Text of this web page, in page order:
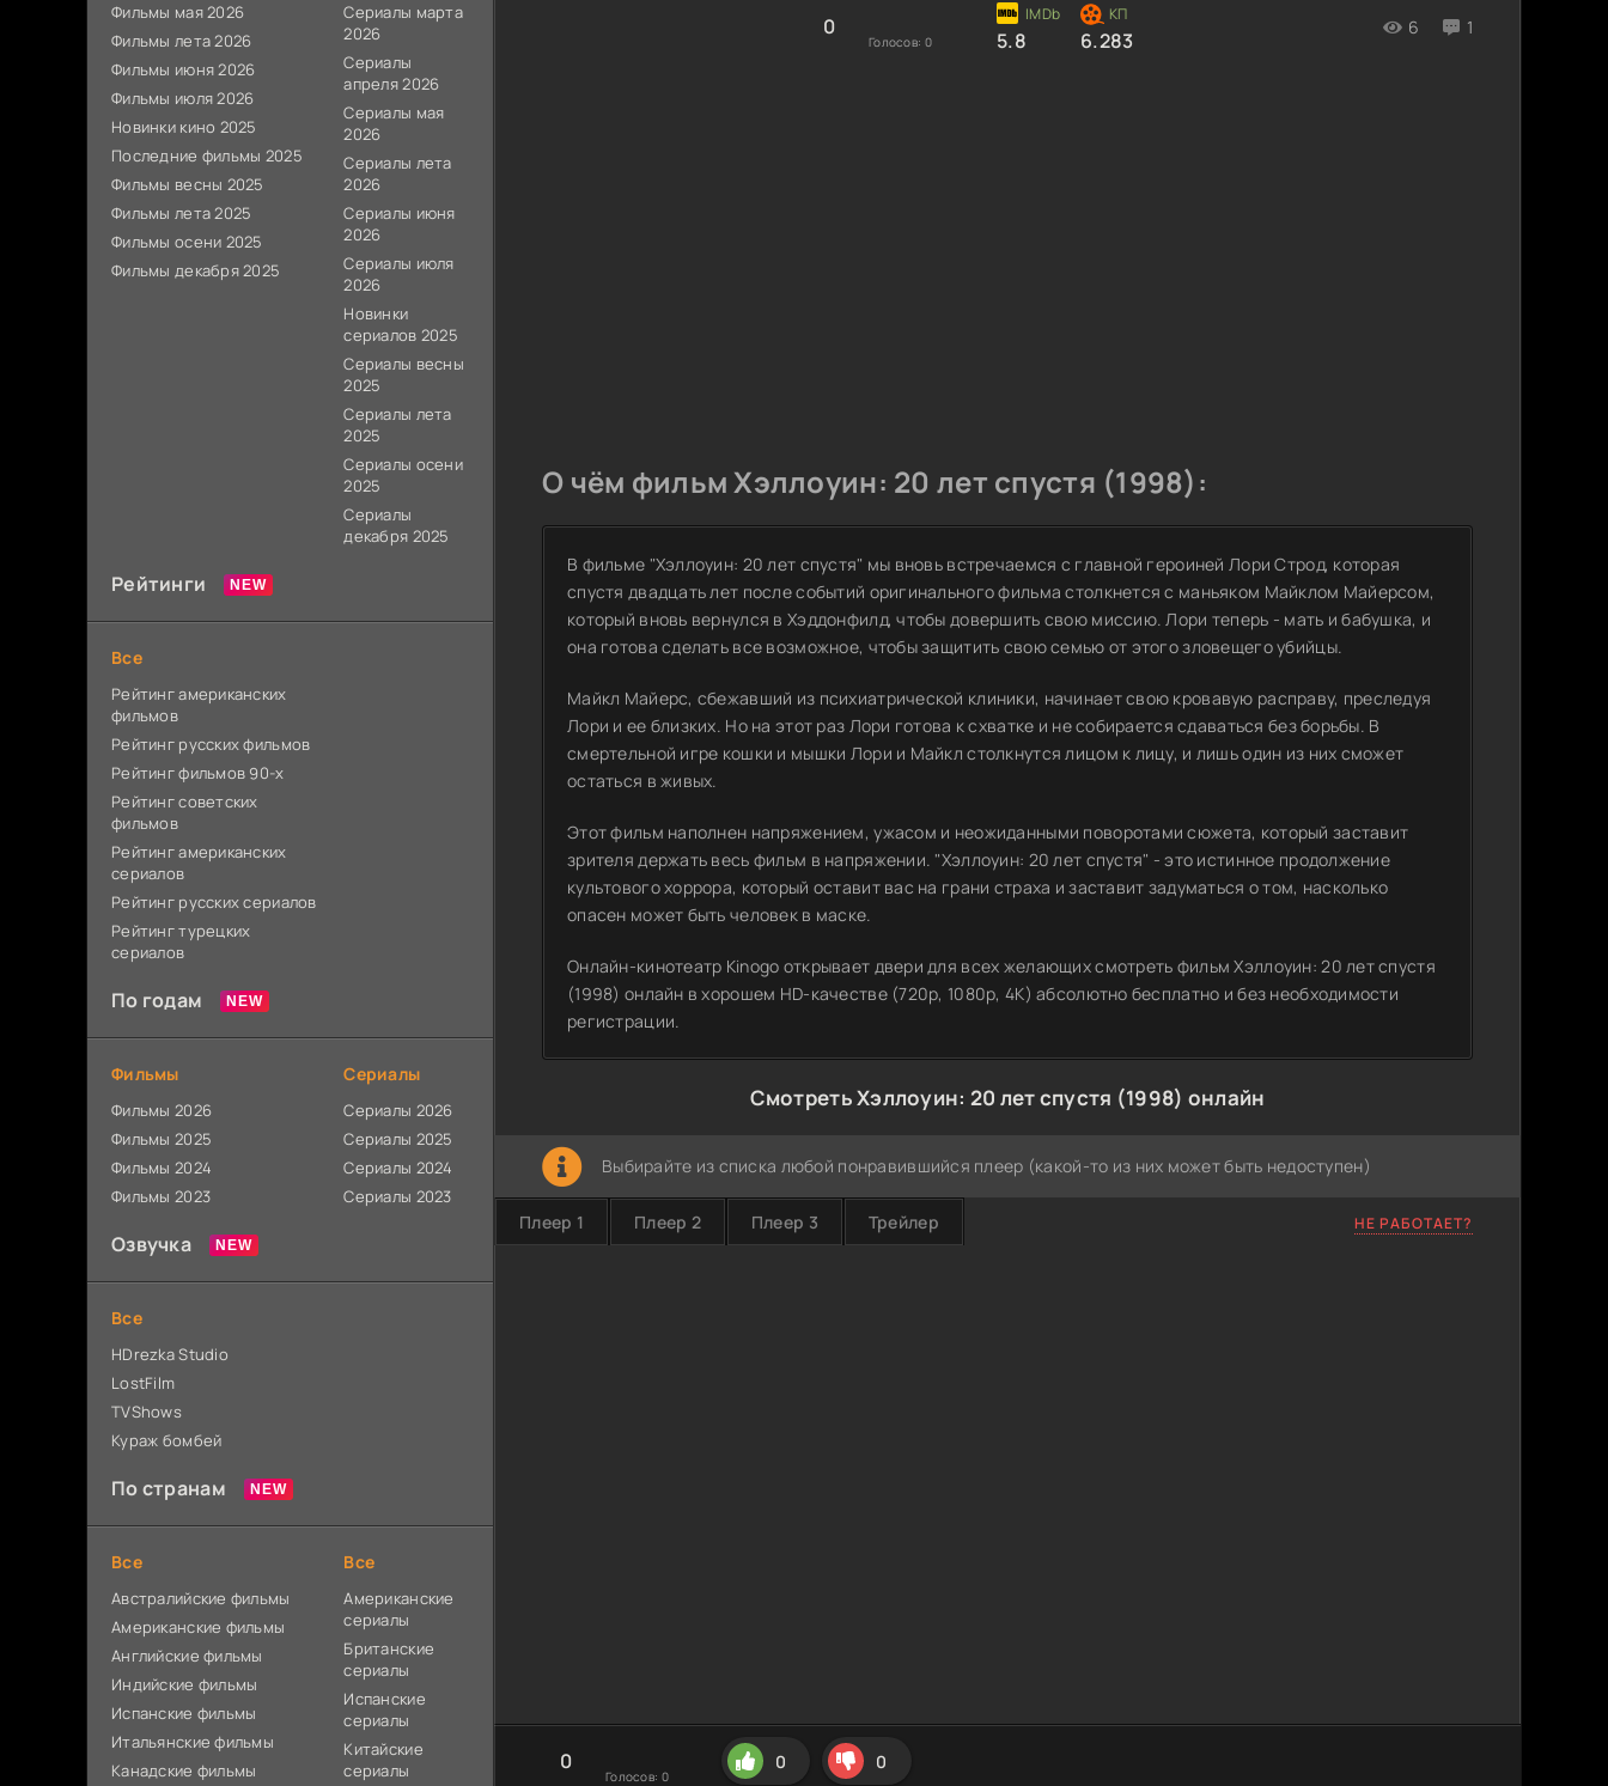
0
Голосов: 0 5.8 6.283
6 1
О чём фильм Хэллоуин: 20 лет спустя (1998):
В фильме "Хэллоуин: 20 лет спустя" мы вновь встречаемся с главной героиней Лори Строд, которая
спустя двадцать лет после событий оригинального фильма столкнется с маньяком Майклом Майерсом,
который вновь вернулся в Хэддонфилд, чтобы довершить свою миссию. Лори теперь - мать и бабушка, и
она готова сделать все возможное, чтобы защитить свою семью от этого зловещего убийцы.
Майкл Майерс, сбежавший из психиатрической клиники, начинает свою кровавую расправу, преследуя
Лори и ее близких. Но на этот раз Лори готова к схватке и не собирается сдаваться без борьбы. В
смертельной игре кошки и мышки Лори и Майкл столкнутся лицом к лицу, и лишь один из них сможет
остаться в живых.
Этот фильм наполнен напряжением, ужасом и неожиданными поворотами сюжета, который заставит
зрителя держать весь фильм в напряжении. "Хэллоуин: 20 лет спустя" - это истинное продолжение
культового хоррора, который оставит вас на грани страха и заставит задуматься о том, насколько
опасен может быть человек в маске.
Онлайн-кинотеатр Kinogo открывает двери для всех желающих смотреть фильм Хэллоуин: 20 лет спустя
(1998) онлайн в хорошем HD-качестве (720p, 1080p, 4K) абсолютно бесплатно и без необходимости
регистрации.
Смотреть Хэллоуин: 20 лет спустя (1998) онлайн
Выбирайте из списка любой понравившийся плеер (какой-то из них может быть недоступен)
Плеер 1 Плеер 2 Плеер 3 Трейлер НЕ РАБОТАЕТ?
0
Голосов: 0
0 0
Фильмы мая 2026
Фильмы лета 2026
Фильмы июня 2026
Фильмы июля 2026
Новинки кино 2025
Последние фильмы 2025
Фильмы весны 2025
Фильмы лета 2025
Фильмы осени 2025
Фильмы декабря 2025
Сериалы марта
2026
Сериалы
апреля 2026
Сериалы мая
2026
Сериалы лета
2026
Сериалы июня
2026
Сериалы июля
2026
Новинки
сериалов 2025
Сериалы весны
2025
Сериалы лета
2025
Сериалы осени
2025
Сериалы
декабря 2025
Рейтинги
Все
Рейтинг американских
фильмов
Рейтинг русских фильмов
Рейтинг фильмов 90-х
Рейтинг советских
фильмов
Рейтинг американских
сериалов
Рейтинг русских сериалов
Рейтинг турецких
сериалов
По годам
Фильмы
Фильмы 2026
Фильмы 2025
Фильмы 2024
Фильмы 2023
Сериалы
Сериалы 2026
Сериалы 2025
Сериалы 2024
Сериалы 2023
Озвучка
Все
HDrezka Studio
LostFilm
TVShows
Кураж бомбей
По странам
Все
Австралийские фильмы
Американские фильмы
Английские фильмы
Индийские фильмы
Испанские фильмы
Итальянские фильмы
Канадские фильмы
Все
Американские
сериалы
Британские
сериалы
Испанские
сериалы
Китайские
сериалы